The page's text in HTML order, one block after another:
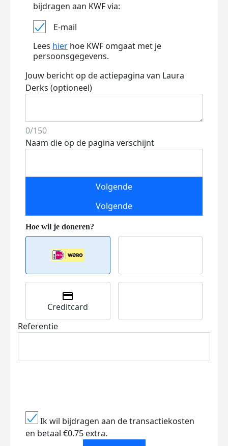
bijdragen aan KWF via:
E-mail
Lees hier hoe KWF omgaat met je
persoonsgegevens.
Jouw bericht op de actiepagina van Laura
Derks (optioneel)
0/150
Naam die op de pagina verschijnt
Volgende
Volgende
Creditcard
Referentie
Ik wil bijdragen aan de transactiekosten
en betaal €0.75 extra.